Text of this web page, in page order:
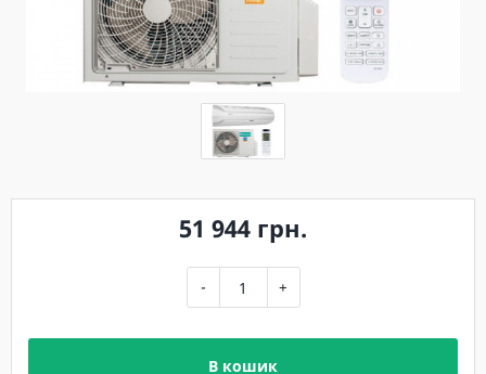
51 944 грн.
- +
В кошик